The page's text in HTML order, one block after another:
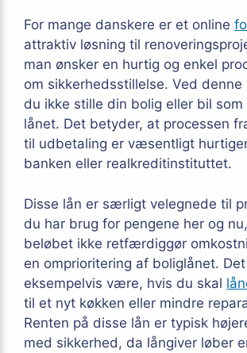
For mange danskere er et online
attraktiv løsning til
man ønsker en hurtig og enkel
om sikkerhedsstillelse. Ved denne
du ikke stille din bolig eller bil
lånet. Det betyder, at processen
til udbetaling er væsentligt
banken eller realkreditinstituttet.
Disse lån er særligt velegnede til
du har brug for pengene her og
beløbet ikke retfærdiggør
en omprioritering af boliglånet.
eksempelvis være, hvis du skal
til et nyt køkken eller mindre
Renten på disse lån er typisk
med sikkerhed, da långiver løber